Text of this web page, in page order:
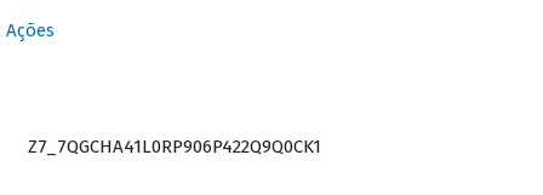
Ações
Z7_7QGCHA41L0RP906P422Q9Q0CK1